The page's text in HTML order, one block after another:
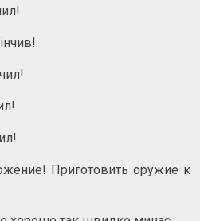
Приготовить оружие к